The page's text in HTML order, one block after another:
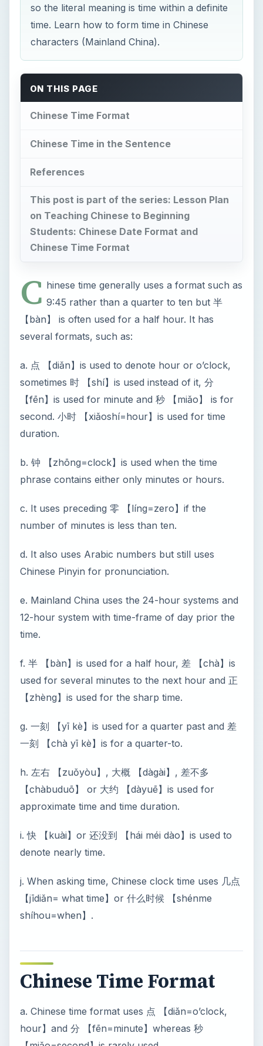
so the literal meaning is time within a definite
time. Learn how to form time in Chinese
characters (Mainland China).
ON THIS PAGE
Chinese Time Format
Chinese Time in the Sentence
References
This post is part of the series: Lesson Plan
on Teaching Chinese to Beginning
Students: Chinese Date Format and
Chinese Time Format
C hinese time generally uses a format such as
9:45 rather than a quarter to ten but 半
【bàn】 is often used for a half hour. It has
several formats, such as:
a. 点 【diǎn】is used to denote hour or o’clock,
sometimes 时 【shí】is used instead of it, 分
【fēn】is used for minute and 秒 【miǎo】 is for
second. 小时 【xiǎoshí=hour】is used for time
duration.
b. 钟 【zhōng=clock】is used when the time
phrase contains either only minutes or hours.
c. It uses preceding 零 【líng=zero】if the
number of minutes is less than ten.
d. It also uses Arabic numbers but still uses
Chinese Pinyin for pronunciation.
e. Mainland China uses the 24-hour systems and
12-hour system with time-frame of day prior the
time.
f. 半 【bàn】is used for a half hour, 差 【chà】is
used for several minutes to the next hour and 正
【zhèng】is used for the sharp time.
g. 一刻 【yī kè】is used for a quarter past and 差
一刻 【chà yī kè】is for a quarter-to.
h. 左右 【zuǒyòu】, 大概 【dàgài】, 差不多
【chàbuduō】 or 大约 【dàyuē】is used for
approximate time and time duration.
i. 快 【kuài】or 还没到 【hái méi dào】is used to
denote nearly time.
j. When asking time, Chinese clock time uses 几点
【jīdiǎn= what time】or 什么时候 【shénme
shíhou=when】.
Chinese Time Format
a. Chinese time format uses 点 【diǎn=o’clock,
hour】and 分 【fēn=minute】whereas 秒